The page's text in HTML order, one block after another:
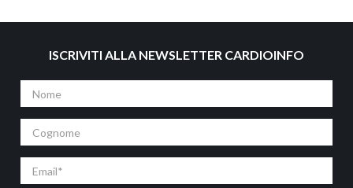
ISCRIVITI ALLA NEWSLETTER CARDIOINFO